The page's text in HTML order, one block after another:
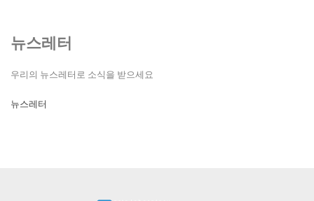
뉴스레터
우리의 뉴스레터로 소식을 받으세요
뉴스레터